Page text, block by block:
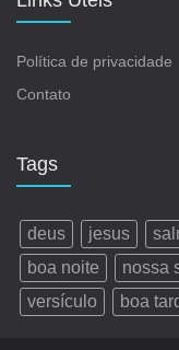
Política de privacidade
Contato
Tags
deus jesus
boa noite
nossa
versículo
boa